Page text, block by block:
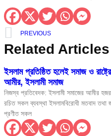
PREVIOUS
Related Articles
ইসলাম প্রতিষ্ঠিত হলেই সমাজ ও
আমীর, ইসলামী সমাজ
নিজস্ব প্রতিবেদক: ইসলামী সমাজের আমীর
রচিত সকল ব্যবস্থা ইসলামবিরোধী মতবাদ তথা
প্রণীত সকল